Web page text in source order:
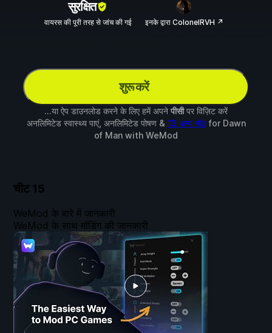
सुरक्षित
वायरस की पूरी तरह से जांच की गई इनके द्वारा ColonelRVH ↗
शुरू करें
...या ऐप डाउनलोड करने के लिए हमें अपने पीसीपर विज़िट करें
अनलिमिटेड स्वास्थ्य पाएं, अनलिमिटेड पोषण & 13 अन्य मॉडfor Dawn
of Man with WeMod
चीट 15
WeMod के बारे में जानकारी
WeMod के साथ मॉडिंग की जानकारी